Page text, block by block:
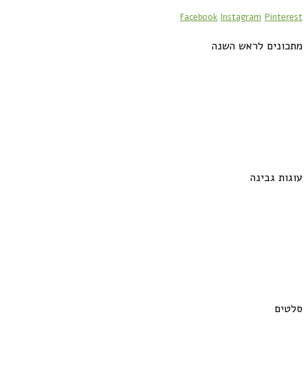
Facebook Instagram Pinterest
מתכונים לראש השנה
עוגות גבינה
סלטים